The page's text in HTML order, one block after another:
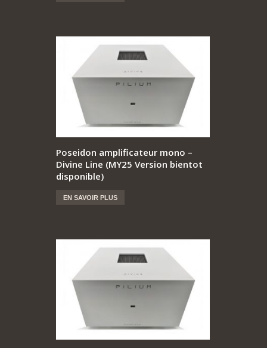
Poseidon amplificateur mono –
Divine Line (MY25 Version bientot
disponible)
EN SAVOIR PLUS